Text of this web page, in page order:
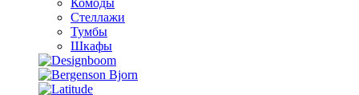
Комоды
Стеллажи
Тумбы
Шкафы